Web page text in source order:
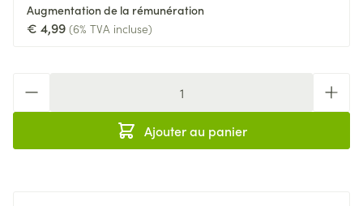
Augmentation de la rémunération
€ 4,99 (6% TVA incluse)
Ajouter au panier